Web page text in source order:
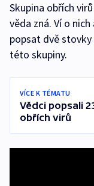
Skupina obřích
věda zná. Ví o
popsat dvě
této skupiny.
VÍCE K TÉMATU
Vědci popsali
obřích virů